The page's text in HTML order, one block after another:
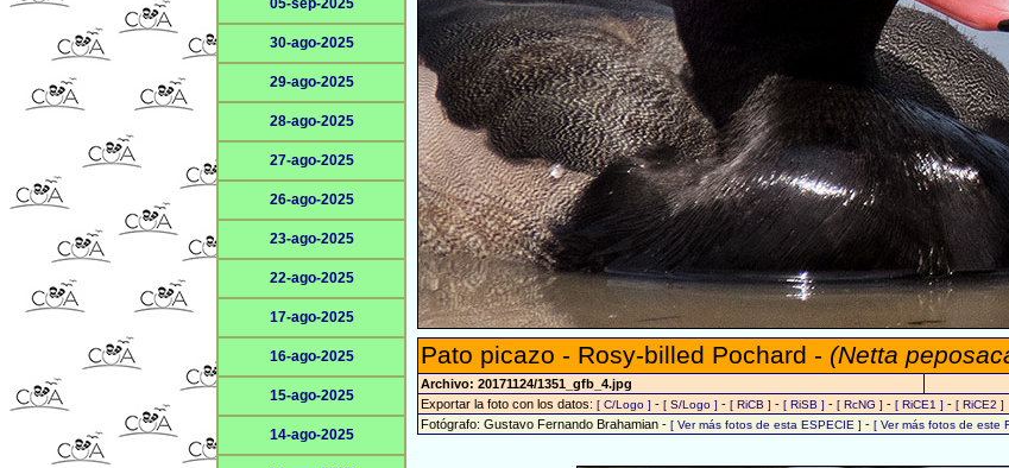
05-sep-2025
30-ago-2025
29-ago-2025
28-ago-2025
27-ago-2025
26-ago-2025
23-ago-2025
22-ago-2025
17-ago-2025
16-ago-2025
15-ago-2025
14-ago-2025
Pato picazo - Rosy-billed Pochard - (Netta
Archivo: 20171124/1351_gfb_4.jpg
Exportar la foto con los datos: [ C/Logo ] - [ S/Logo ] - [ RiCB ] - [ RiSB ] - [ RcNG ] - [ RiCE1 ] - [ RiCE2 ]
Fotógrafo: Gustavo Fernando Brahamian - [ Ver más fotos de esta ESPECIE ] - [ Ver más fotos de este